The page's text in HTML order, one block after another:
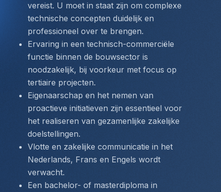
vereist. U moet in staat zijn om complexe
technische concepten duidelijk en
professioneel over te brengen.
Ervaring in een technisch-commerciële
functie binnen de bouwsector is
noodzakelijk, bij voorkeur met focus op
tertiaire projecten.
Eigenaarschap en het nemen van
proactieve initiatieven zijn essentieel voor
het realiseren van gezamenlijke zakelijke
doelstellingen.
Vlotte en zakelijke communicatie in het
Nederlands, Frans en Engels wordt
verwacht.
Een bachelor- of masterdiploma in